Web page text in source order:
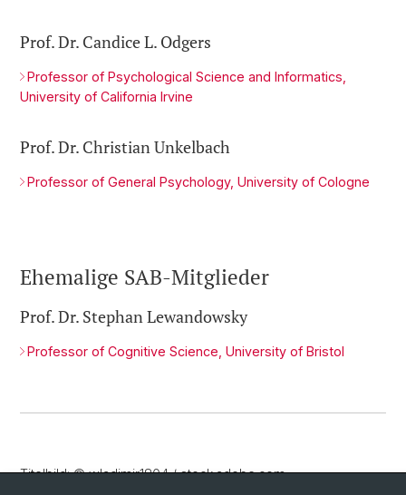
Prof. Dr. Candice L. Odgers
Professor of Psychological Science and Informatics,
University of California Irvine
Prof. Dr. Christian Unkelbach
Professor of General Psychology, University of Cologne
Ehemalige SAB-Mitglieder
Prof. Dr. Stephan Lewandowsky
Professor of Cognitive Science, University of Bristol
Titelbild: © wladimir1804 / stock.adobe.com